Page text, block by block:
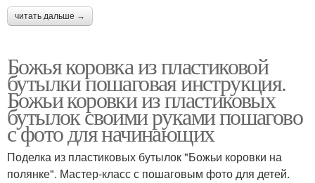
читать дальше →
Божья коровка из пластиковой
бутылки пошаговая инструкция.
Божьи коровки из пластиковых
бутылок своими руками пошагово
с фото для начинающих
Поделка из пластиковых бутылок "Божьи коровки на
полянке". Мастер-класс с пошаговым фото для детей.